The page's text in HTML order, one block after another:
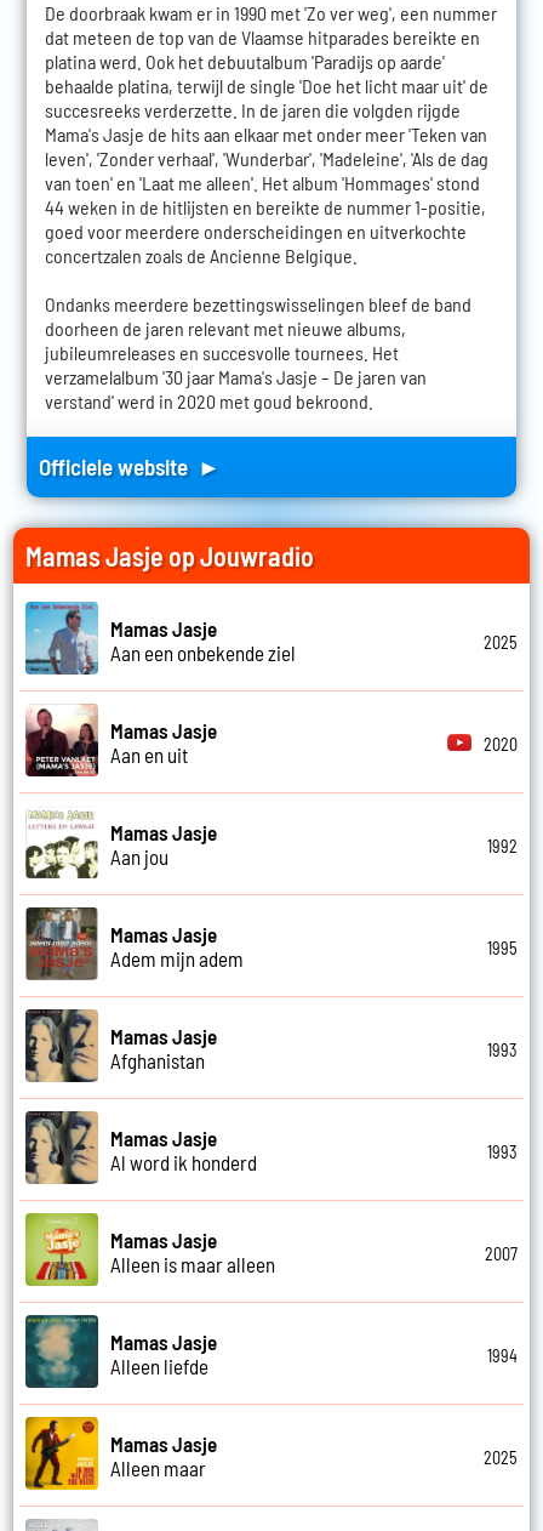
De doorbraak kwam er in 1990 met 'Zo ver weg', een nummer
dat meteen de top van de Vlaamse hitparades bereikte en
platina werd. Ook het debuutalbum 'Paradijs op aarde'
behaalde platina, terwijl de single 'Doe het licht maar uit' de
succesreeks verderzette. In de jaren die volgden rijgde
Mama's Jasje de hits aan elkaar met onder meer 'Teken van
leven', 'Zonder verhaal', 'Wunderbar', 'Madeleine', 'Als de dag
van toen' en 'Laat me alleen'. Het album 'Hommages' stond
44 weken in de hitlijsten en bereikte de nummer 1-positie,
goed voor meerdere onderscheidingen en uitverkochte
concertzalen zoals de Ancienne Belgique.
Ondanks meerdere bezettingswisselingen bleef de band
doorheen de jaren relevant met nieuwe albums,
jubileumreleases en succesvolle tournees. Het
verzamelalbum '30 jaar Mama's Jasje – De jaren van
verstand' werd in 2020 met goud bekroond.
Officiele website ►
Mamas Jasje op Jouwradio
Mamas Jasje
Aan een onbekende ziel
2025
Mamas Jasje
Aan en uit
2020
Mamas Jasje
Aan jou
1992
Mamas Jasje
Adem mijn adem
1995
Mamas Jasje
Afghanistan
1993
Mamas Jasje
Al word ik honderd
1993
Mamas Jasje
Alleen is maar alleen
2007
Mamas Jasje
Alleen liefde
1994
Mamas Jasje
Alleen maar
2025